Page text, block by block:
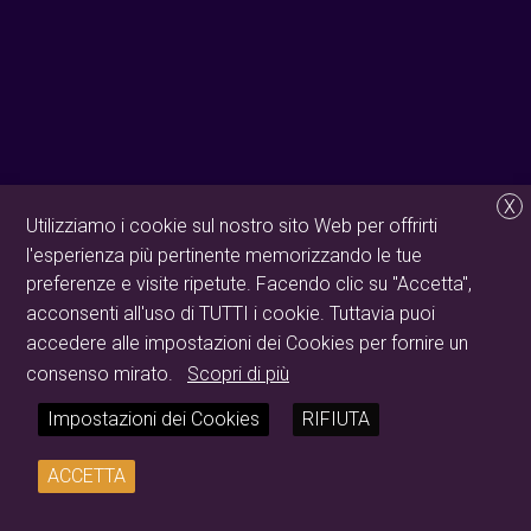
X
Utilizziamo i cookie sul nostro sito Web per offrirti
l'esperienza più pertinente memorizzando le tue
preferenze e visite ripetute. Facendo clic su "Accetta",
acconsenti all'uso di TUTTI i cookie. Tuttavia puoi
accedere alle impostazioni dei Cookies per fornire un
consenso mirato.
Scopri di più
Impostazioni dei Cookies
RIFIUTA
ACCETTA